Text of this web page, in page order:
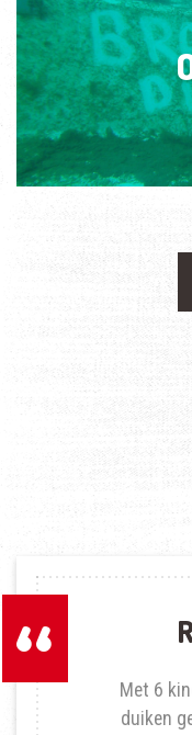
Met 6
duiken